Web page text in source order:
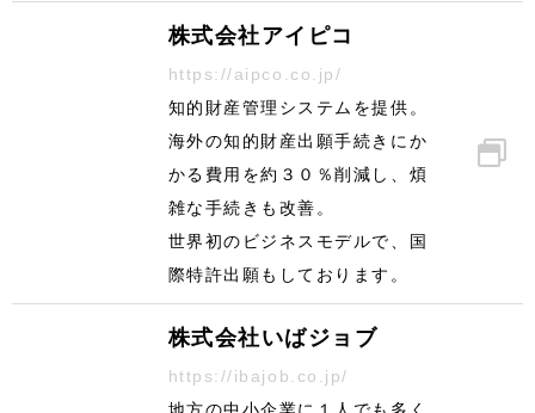
株式会社アイピコ
https://aipco.co.jp/
知的財産管理システムを提供。
海外の知的財産出願手続きにか
かる費用を約３０％削減し、煩
雑な手続きも改善。
世界初のビジネスモデルで、国
際特許出願もしております。
株式会社いばジョブ
https://ibajob.co.jp/